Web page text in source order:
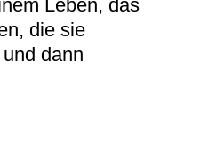
Leben, das
die sie
dann